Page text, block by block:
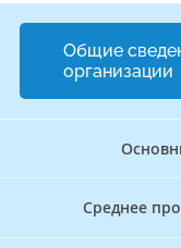
Общие
организации
Среднее